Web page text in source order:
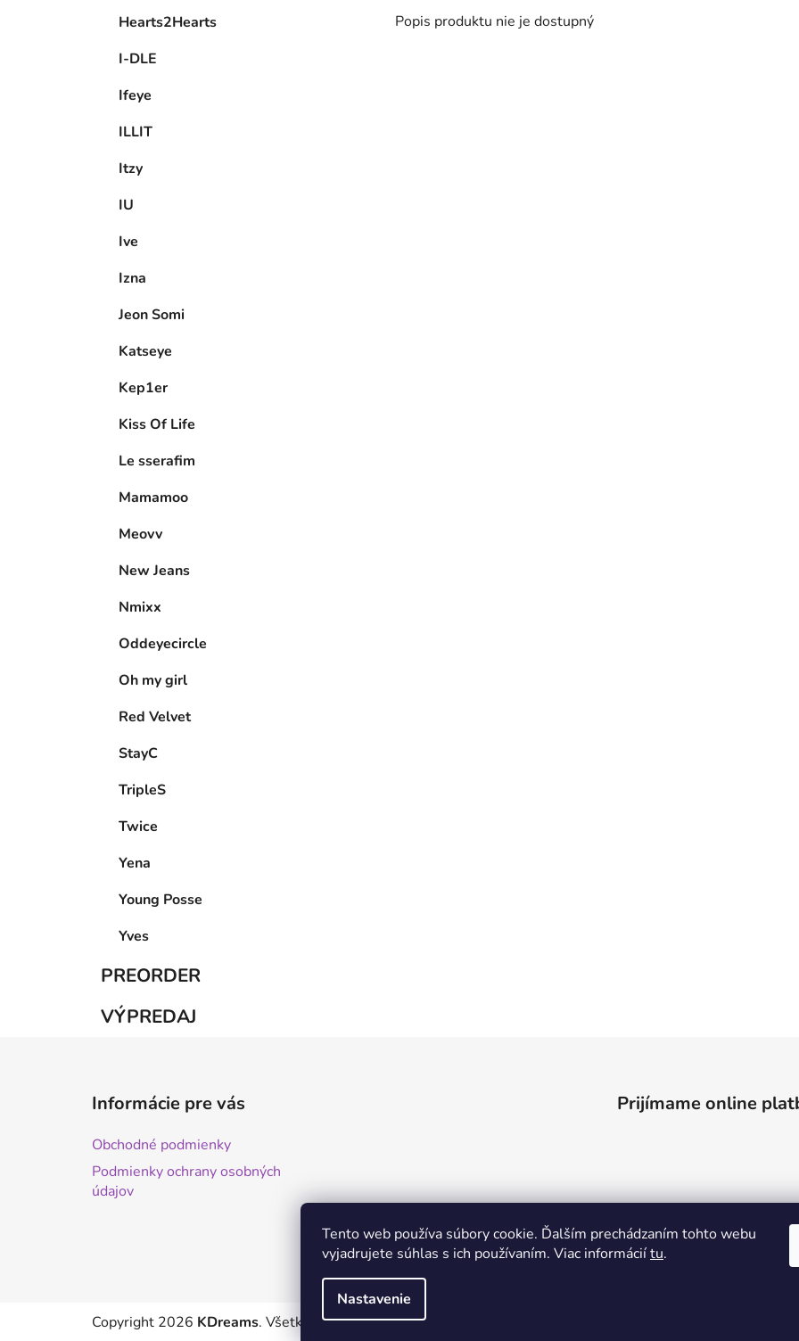
Tento web používa súbory cookie. Ďalším prechádzaním tohto webu
vyjadrujete súhlas s ich používaním. Viac informáciítu.
Nastavenie
Hearts2Hearts
I-DLE
Ifeye
ILLIT
Itzy
IU
Ive
Izna
Jeon Somi
Katseye
Kep1er
Kiss Of Life
Le sserafim
Mamamoo
Meovv
New Jeans
Nmixx
Oddeyecircle
Oh my girl
Red Velvet
StayC
TripleS
Twice
Yena
Young Posse
Yves
PREORDER
VÝPREDAJ
Popis produktu nie je dostupný
Informácie pre vás
Obchodné podmienky
Podmienky ochrany osobných
údajov
Prijímame online
Copyright 2026 KDreams. Všetky práva vyhradené.